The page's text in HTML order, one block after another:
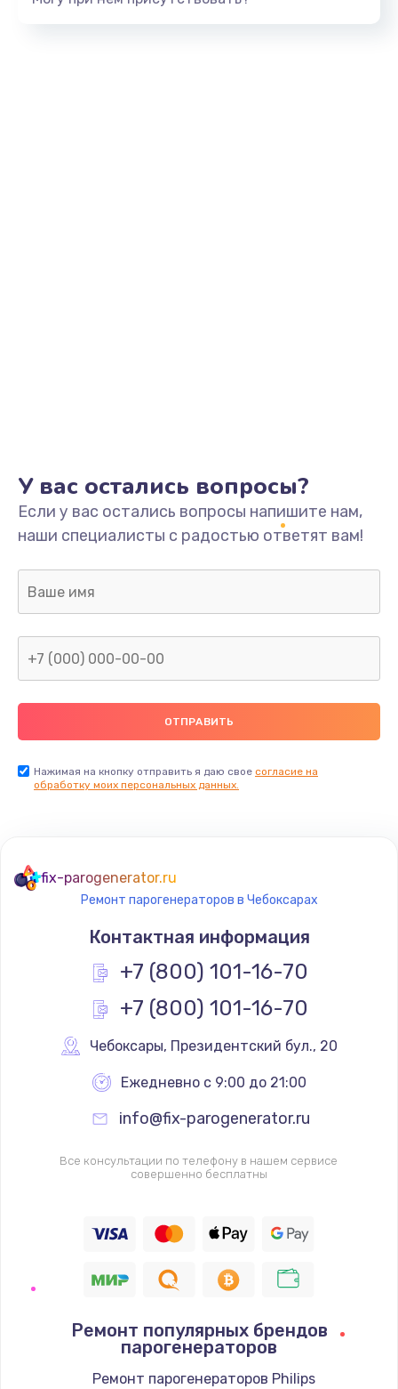
У вас остались вопросы?
Если у вас остались вопросы напишите нам,
наши специалисты с радостью ответят вам!
Нажимая на кнопку отправить я даю свое согласие на
обработку моих персональных данных.
fix-parogenerator.ru
Ремонт парогенераторов в Чебоксарах
Контактная информация
+7 (800) 101-16-70
+7 (800) 101-16-70
Чебоксары, Президентский бул., 20
Ежедневно с 9:00 до 21:00
info@fix-parogenerator.ru
Все консультации по телефону в нашем сервисе
совершенно бесплатны
Ремонт популярных брендов
парогенераторов
Ремонт парогенераторов Philips